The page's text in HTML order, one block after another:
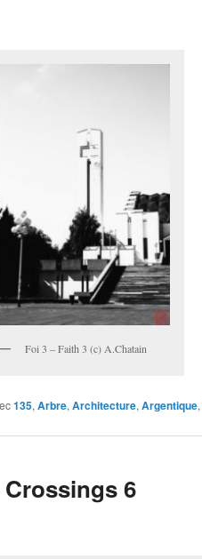
Foi 3 – Faith 3 (c) A.Chatain
135,Arbre,Architecture,Argentique,
6